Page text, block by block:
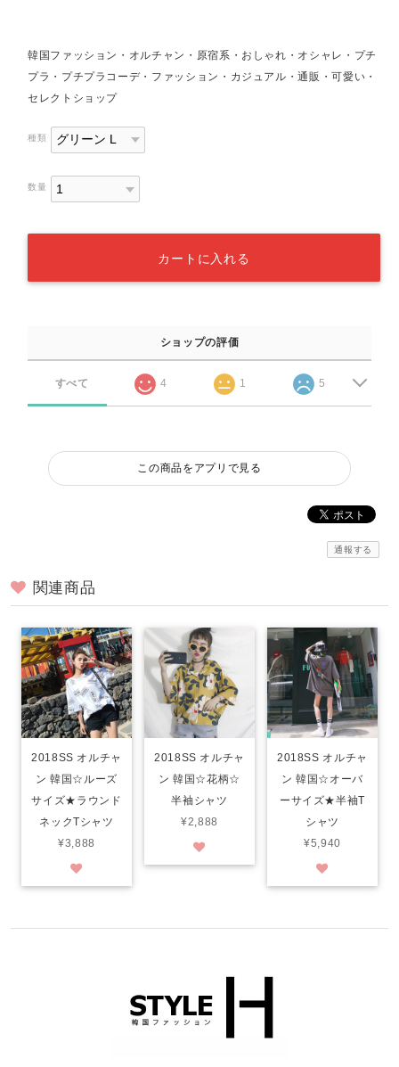
韓国ファッション・オルチャン・原宿系・おしゃれ・オシャレ・プチ
プラ・プチプラコーデ・ファッション・カジュアル・通販・可愛い・
セレクトショップ
種類
数量
カートに入れる
ショップの評価
すべて 4 1 5
この商品をアプリで見る
通報する
関連商品
2018SS オルチャ
ン 韓国☆ルーズ
サイズ★ラウンド
ネックTシャツ
¥3,888
2018SS オルチャ
ン 韓国☆花柄☆
半袖シャツ
¥2,888
2018SS オルチャ
ン 韓国☆オーバ
ーサイズ★半袖T
シャツ
¥5,940